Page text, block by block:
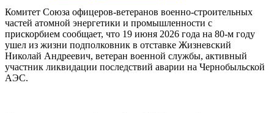
Комитет Союза офицеров-ветеранов военно-строительных
частей атомной энергетики и промышленности с
прискорбием сообщает, что 19 июня 2026 года на 80-м году
ушел из жизни подполковник в отставке Жизневский
Николай Андреевич, ветеран военной службы, активный
участник ликвидации последствий аварии на Чернобыльской
АЭС.